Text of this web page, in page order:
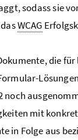
sodass sie
WCAG
die
noch
mit
in Folge aus